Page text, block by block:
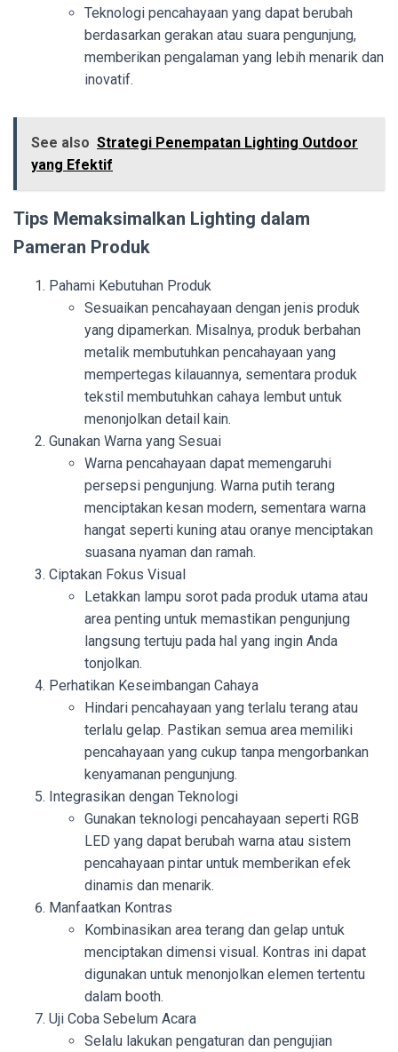
Teknologi pencahayaan yang dapat berubah
berdasarkan gerakan atau suara pengunjung,
memberikan pengalaman yang lebih menarik dan
inovatif.
See also Strategi Penempatan Lighting Outdoor
yang Efektif
Tips Memaksimalkan Lighting dalam
Pameran Produk
Pahami Kebutuhan Produk
Sesuaikan pencahayaan dengan jenis produk
yang dipamerkan. Misalnya, produk berbahan
metalik membutuhkan pencahayaan yang
mempertegas kilauannya, sementara produk
tekstil membutuhkan cahaya lembut untuk
menonjolkan detail kain.
Gunakan Warna yang Sesuai
Warna pencahayaan dapat memengaruhi
persepsi pengunjung. Warna putih terang
menciptakan kesan modern, sementara warna
hangat seperti kuning atau oranye menciptakan
suasana nyaman dan ramah.
Ciptakan Fokus Visual
Letakkan lampu sorot pada produk utama atau
area penting untuk memastikan pengunjung
langsung tertuju pada hal yang ingin Anda
tonjolkan.
Perhatikan Keseimbangan Cahaya
Hindari pencahayaan yang terlalu terang atau
terlalu gelap. Pastikan semua area memiliki
pencahayaan yang cukup tanpa mengorbankan
kenyamanan pengunjung.
Integrasikan dengan Teknologi
Gunakan teknologi pencahayaan seperti RGB
LED yang dapat berubah warna atau sistem
pencahayaan pintar untuk memberikan efek
dinamis dan menarik.
Manfaatkan Kontras
Kombinasikan area terang dan gelap untuk
menciptakan dimensi visual. Kontras ini dapat
digunakan untuk menonjolkan elemen tertentu
dalam booth.
Uji Coba Sebelum Acara
Selalu lakukan pengaturan dan pengujian